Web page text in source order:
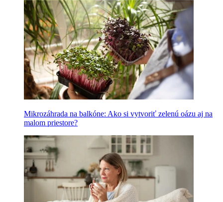
Mikrozáhrada na balkóne: Ako si vytvoriť zelenú oázu aj na
malom priestore?